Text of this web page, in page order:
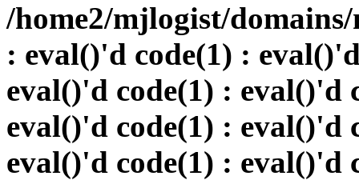
/home2/mjlogist/
: eval()'d code(1) :
eval()'d code(1) : eval()'d
eval()'d code(1) : eval()'d
eval()'d code(1) : eval()'d